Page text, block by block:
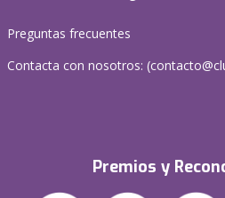
Preguntas frecuentes
Contacta con nosotros: (
Premios y